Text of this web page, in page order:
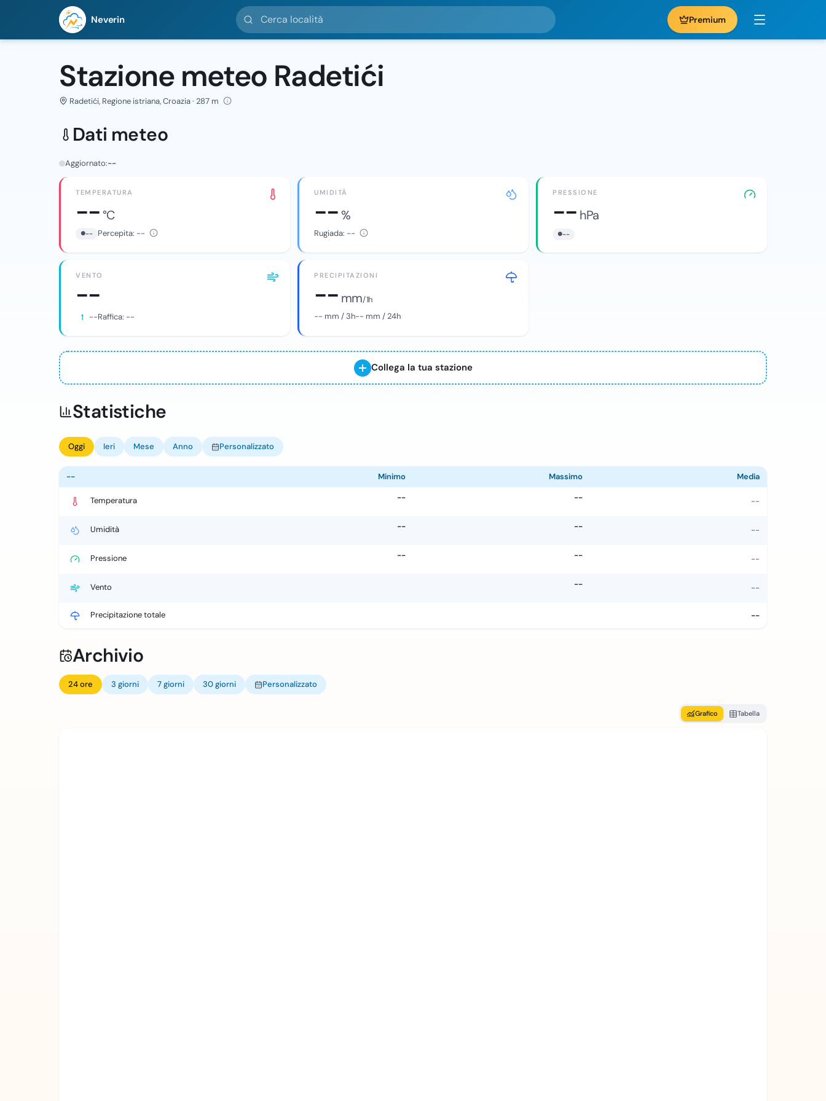
Neverin
Cerca località
Premium
Stazione meteo Radetići
Radetići, Regione istriana, Croazia · 287 m
Dati meteo
Aggiornato:--
TEMPERATURA
--°C
-- Percepita: --
UMIDITÀ
--%
Rugiada: --
PRESSIONE
-- hPa
--
VENTO
--
--Raffica: --
PRECIPITAZIONI
-- mm/ 1h
-- mm / 3h-- mm / 24h
Collega la tua stazione
Statistiche
Oggi Ieri Mese Anno Personalizzato
-- Minimo Massimo Media
Temperatura -- -- --
Umidità -- -- --
Pressione -- -- --
Vento -- --
Precipitazione totale --
Archivio
24 ore 3 giorni 7 giorni 30 giorni Personalizzato
Grafico Tabella